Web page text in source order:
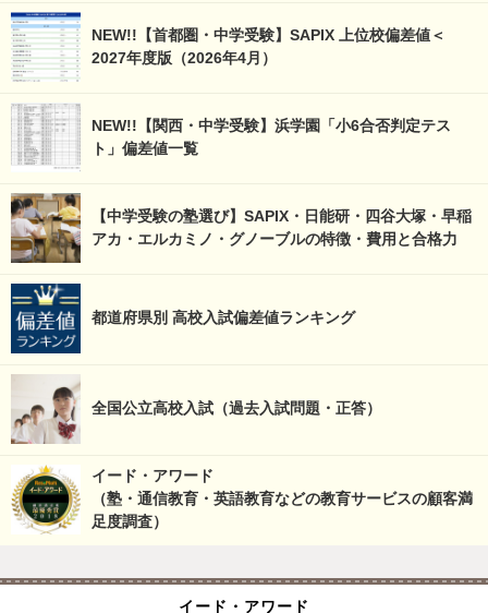
NEW!!【首都圏・中学受験】SAPIX 上位校偏差値＜
2027年度版（2026年4月）
NEW!!【関西・中学受験】浜学園「小6合否判定テス
ト」偏差値一覧
【中学受験の塾選び】SAPIX・日能研・四谷大塚・早稲
アカ・エルカミノ・グノーブルの特徴・費用と合格力
都道府県別 高校入試偏差値ランキング
全国公立高校入試（過去入試問題・正答）
イード・アワード
（塾・通信教育・英語教育などの教育サービスの顧客満
足度調査）
イード・アワード